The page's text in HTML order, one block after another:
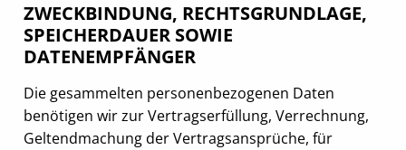
ZWECKBINDUNG, RECHTSGRUNDLAGE,
SPEICHERDAUER SOWIE
DATENEMPFÄNGER
Die gesammelten personenbezogenen Daten
benötigen wir zur Vertragserfüllung, Verrechnung,
Geltendmachung der Vertragsansprüche, für